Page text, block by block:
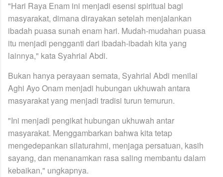
"Hari Raya Enam ini menjadi esensi spiritual bagi
masyarakat, dimana dirayakan setelah menjalankan
ibadah puasa sunah enam hari. Mudah-mudahan puasa
itu menjadi pengganti dari ibadah-ibadah kita yang
lainnya," kata Syahrial Abdi.
Bukan hanya perayaan semata, Syahrial Abdi menilai
Aghi Ayo Onam menjadi hubungan ukhuwah antara
masyarakat yang menjadi tradisi turun temurun.
"Ini menjadi pengikat hubungan ukhuwah antar
masyarakat. Menggambarkan bahwa kita tetap
mengedepankan silaturahmi, menjaga persatuan, kasih
sayang, dan menanamkan rasa saling membantu dalam
kebaikan," ungkapnya.